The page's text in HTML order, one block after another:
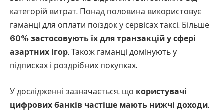
категорій витрат. Понад половина використовує
гаманці для оплати поїздок у сервісах таксі. Більше
60% застосовують їх для транзакцій у сфері
азартних ігор. Також гаманці домінують у
підписках і роздрібних покупках.
У дослідженні зазначається, що користувачі
цифрових банків частіше мають нижчі доходи.